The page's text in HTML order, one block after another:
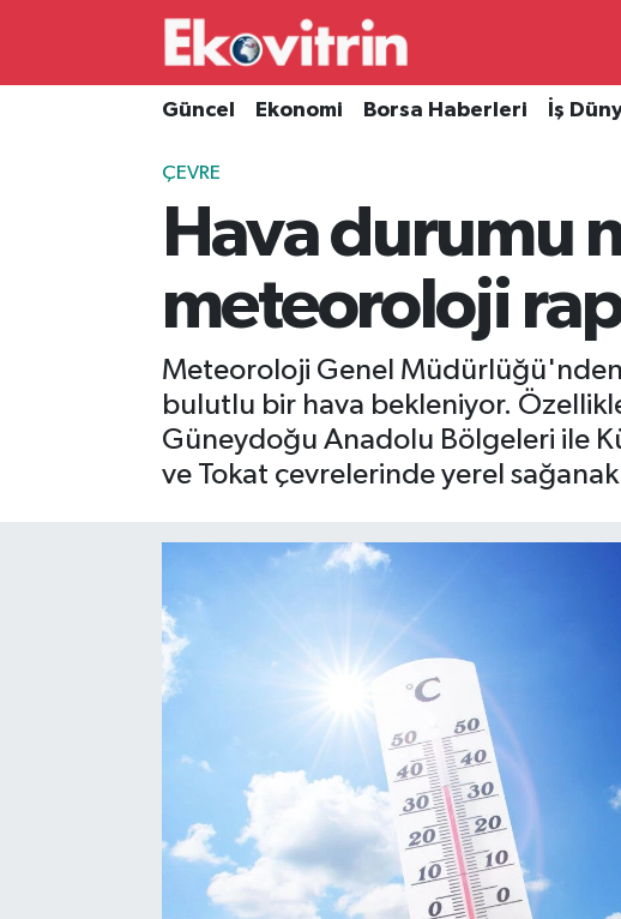
Güncel Ekonomi Borsa Haberleri İş
ÇEVRE
Hava durumu
meteoroloji
Meteoroloji Genel Müdürlüğü'nden
bulutlu bir hava bekleniyor.
Güneydoğu Anadolu Bölgeleri ile
ve Tokat çevrelerinde yerel
Güncel
Borsa Haberleri
Hava Durumu
Süper Lig Puan Durumu ve Fikstür
Son Dakika Haberleri
Haber Arşivi